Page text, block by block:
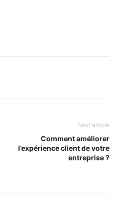
Next article
Comment améliorer
l’expérience client de votre
entreprise ?